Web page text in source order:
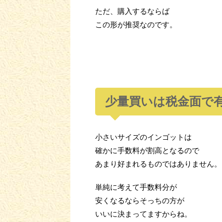
ただ、購入するならば
この形が推奨なのです。
少量買いは税金面で
小さいサイズのインゴットは
確かに手数料が割高となるので
あまり好まれるものではありません。
単純に考えて手数料分が
安くなるならそっちの方が
いいに決まってますからね。